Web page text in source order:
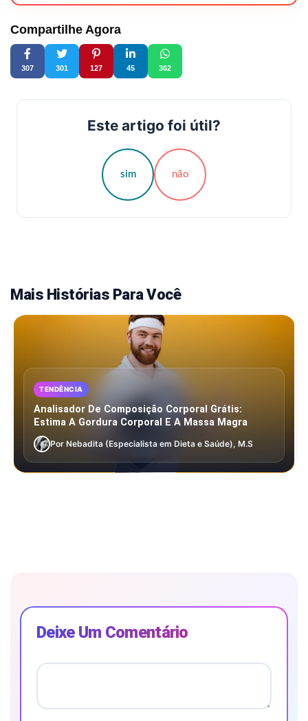
Compartilhe Agora
307 301 127 45 362
Este artigo foi útil?
sim não
Mais Histórias Para Você
TENDÊNCIA
Analisador De Composição Corporal Grátis:
Estima A Gordura Corporal E A Massa Magra
Por Nebadita (Especialista em Dieta e Saúde), M.S
Deixe Um Comentário